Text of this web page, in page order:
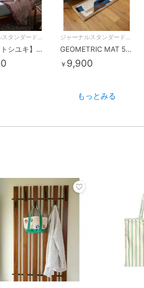
【ヒラノトシユキ】JSF別注 JQ THROW スローケット GEOMETRIC MAT 50×120 ジオメトリックマット
￥ 9,900
もっとみる